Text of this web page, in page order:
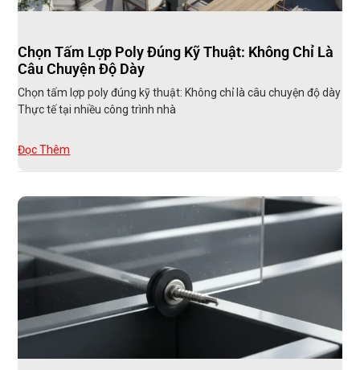
Chọn Tấm Lợp Poly Đúng Kỹ Thuật: Không Chỉ Là
Câu Chuyện Độ Dày
Chọn tấm lợp poly đúng kỹ thuật: Không chỉ là câu chuyện độ dày
Thực tế tại nhiều công trình nhà
Đọc Thêm